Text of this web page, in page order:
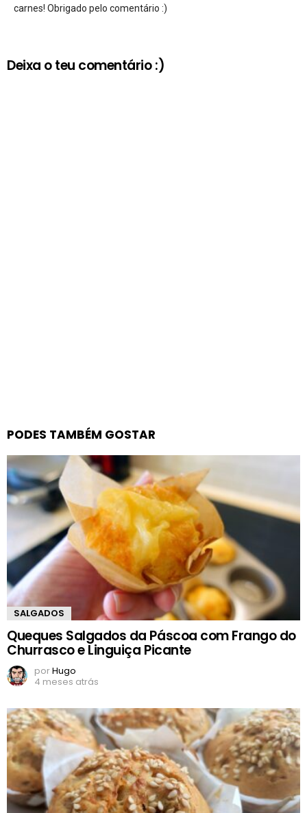
carnes! Obrigado pelo comentário :)
Deixa o teu comentário :)
PODES TAMBÉM GOSTAR
SALGADOS
Queques Salgados da Páscoa com Frango do
Churrasco e Linguiça Picante
porHugo
4 meses atrás